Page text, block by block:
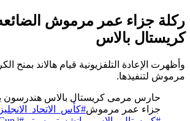
ركلة جزاء عمر مرموش
كريستال بالاس
وأظهرت الإعادة التلفزيونية قيام هالاند بمنح
مرموش لتنفيذها.
حارس مرمى كريستال بالاس هندرسون
جزاء عمر مرموش